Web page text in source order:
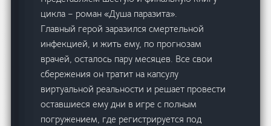
цикла – роман «Душа паразита».
Главный герой заразился смертельной
инфекцией, и жить ему, по прогнозам
врачей, осталось пару месяцев. Все свои
сбережения он тратит на капсулу
виртуальной реальности и решает провести
оставшиеся ему дни в игре с полным
погружением, где регистрируется под